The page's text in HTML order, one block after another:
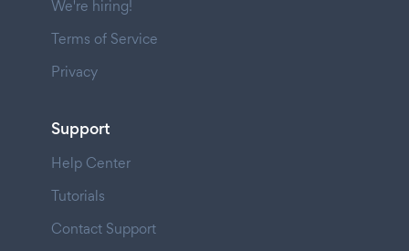
We're hiring!
Terms of Service
Privacy
Support
Help Center
Tutorials
Contact Support